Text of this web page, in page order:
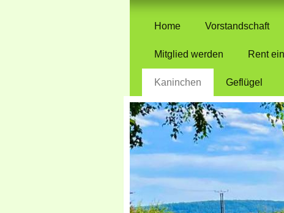
Home Vorstandschaft
Mitglied werden Rent
Kaninchen Geflügel